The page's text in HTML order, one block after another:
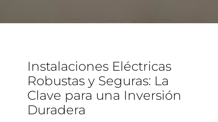
Instalaciones Eléctricas
Robustas y Seguras: La
Clave para una Inversión
Duradera